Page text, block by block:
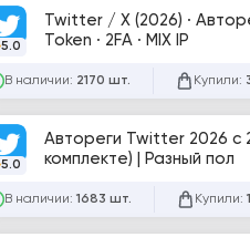
5.0
Twitter / X (2026) ·
Token · 2FA · MIX IP
В наличии: 2170 шт. Купили:
5.0
Автореги Twitter 2026 с
комплекте) | Разный пол
В наличии: 1683 шт. Купили: